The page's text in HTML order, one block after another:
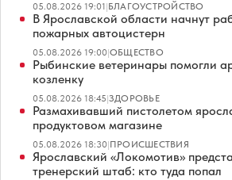
05.08.2026 19:01|БЛАГОУСТРОЙСТВО
В Ярославской области начнут
пожарных автоцистерн
05.08.2026 19:00|ОБЩЕСТВО
Рыбинские ветеринары помогли
козленку
05.08.2026 18:45|ЗДОРОВЬЕ
Размахивавший пистолетом
продуктовом магазине
05.08.2026 18:30|ПРОИСШЕСТВИЯ
Ярославский «Локомотив»
тренерский штаб: кто туда попал